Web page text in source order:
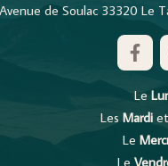
de Soulac 33320 Le
Le
Les Mardi et
Le
Le